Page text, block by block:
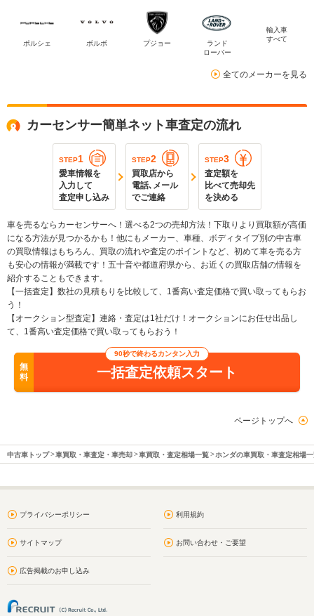
ポルシェ ボルボ プジョー
ランド
ローバー
輸入車
すべて
全てのメーカーを見る
カーセンサー簡単ネット車査定の流れ
STEP1
愛車情報を
入力して
査定申し込み
STEP2
買取店から
電話､メール
でご連絡
STEP3
査定額を
比べて売却先
を決める
車を売るならカーセンサーへ！選べる2つの売却方法！下取りより買取額が高価
になる方法が見つかるかも！他にもメーカー、車種、ボディタイプ別の中古車
の買取情報はもちろん、買取の流れや査定のポイントなど、初めて車を売る方
も安心の情報が満載です！五十音や都道府県から、お近くの買取店舗の情報を
紹介することもできます。
【一括査定】数社の見積もりを比較して、1番高い査定価格で買い取ってもらお
う！
【オークション型査定】連絡・査定は1社だけ！オークションにお任せ出品し
て、1番高い査定価格で買い取ってもらおう！
無
料
90秒で終わるカンタン入力
一括査定依頼スタート
ページトップへ
中古車トップ 車買取・車査定・車売却 車買取・査定相場一覧 ホンダの車買取・車査定相場
プライバシーポリシー 利用規約
サイトマップ お問い合わせ・ご要望
広告掲載のお申し込み